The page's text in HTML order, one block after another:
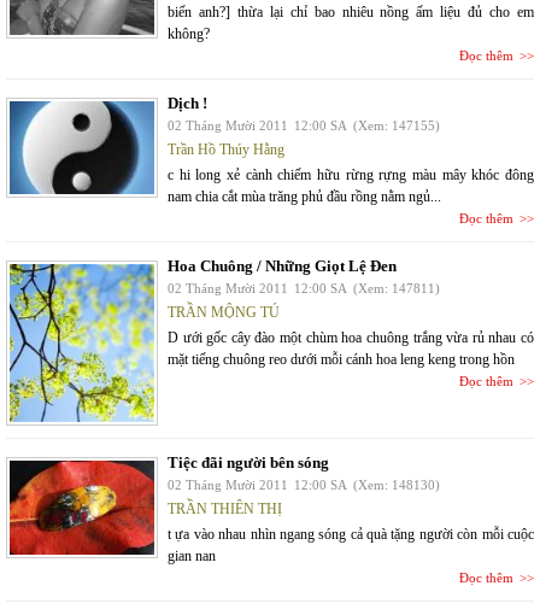
biến anh?] thừa lại chỉ bao nhiêu nồng ấm liệu đủ cho em
không?
Đọc thêm
Dịch !
02 Tháng Mười 2011 12:00 SA (Xem: 147155)
Trần Hồ Thúy Hằng
c hi long xẻ cành chiếm hữu rừng rựng màu mây khóc đông
nam chia cắt mùa trăng phủ đầu rồng nằm ngủ...
Đọc thêm
Hoa Chuông / Những Giọt Lệ Đen
02 Tháng Mười 2011 12:00 SA (Xem: 147811)
TRẦN MỘNG TÚ
D ưới gốc cây đào một chùm hoa chuông trắng vừa rủ nhau có
mặt tiếng chuông reo dưới mỗi cánh hoa leng keng trong hồn
Đọc thêm
Tiệc đãi người bên sóng
02 Tháng Mười 2011 12:00 SA (Xem: 148130)
TRẦN THIÊN THỊ
t ựa vào nhau nhìn ngang sóng cả quà tặng người còn mỗi cuộc
gian nan
Đọc thêm